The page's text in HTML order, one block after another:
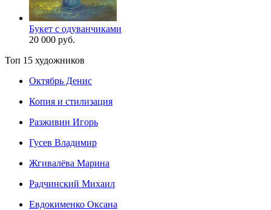
Букет с одуванчиками
20 000 руб.
Топ 15 художников
Октябрь Денис
Копия и стилизация
Разживин Игорь
Гусев Владимир
Жгивалёва Марина
Радчинский Михаил
Евдокименко Оксана